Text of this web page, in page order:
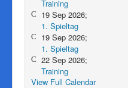
Training
19 Sep 2026;
1. Spieltag
19 Sep 2026;
1. Spieltag
22 Sep 2026;
Training
View Full Calendar